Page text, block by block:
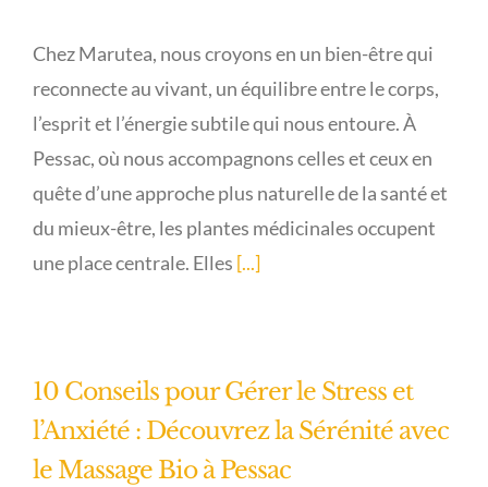
Chez Marutea, nous croyons en un bien-être qui
reconnecte au vivant, un équilibre entre le corps,
l’esprit et l’énergie subtile qui nous entoure. À
Pessac, où nous accompagnons celles et ceux en
quête d’une approche plus naturelle de la santé et
du mieux-être, les plantes médicinales occupent
une place centrale. Elles [...]
10 Conseils pour Gérer le Stress et
l’Anxiété : Découvrez la Sérénité avec
le Massage Bio à Pessac